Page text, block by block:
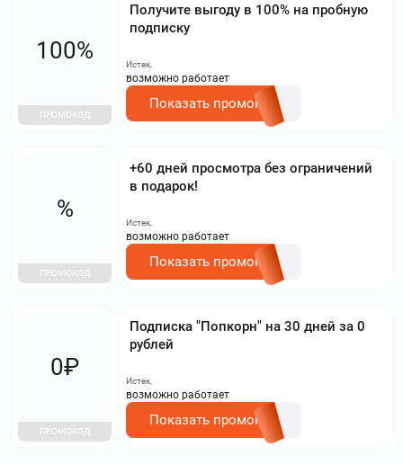
Получите выгоду в 100% на пробную
подписку
100%
ПРОМОКОД
Истек,
возможно работает
Показать промокод
+60 дней просмотра без ограничений
в подарок!
%
ПРОМОКОД
Истек,
возможно работает
Показать промокод
Подписка "Попкорн" на 30 дней за 0
рублей
0₽
ПРОМОКОД
Истек,
возможно работает
Показать промокод